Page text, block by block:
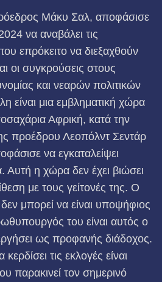
Μάκυ Σαλ, αποφάσισε
να αναβάλει τις
επρόκειτο να διεξαχθούν
οι συγκρούσεις στους
και νεαρών πολιτικών
είναι μια εμβληματική χώρα
Αφρική, κατά την
προέδρου Λεοπόλντ Σεντάρ
να εγκαταλείψει
Αυτή η χώρα δεν έχει βιώσει
με τους γείτονές της. Ο
μπορεί να είναι υποψήφιος
του είναι αυτός ο
ως προφανής διάδοχος.
τις εκλογές είναι
παρακινεί τον σημερινό